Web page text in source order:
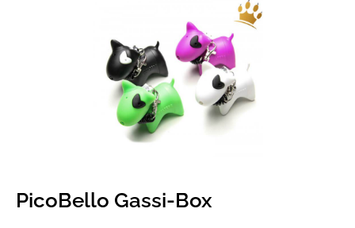
PicoBello Gassi-Box